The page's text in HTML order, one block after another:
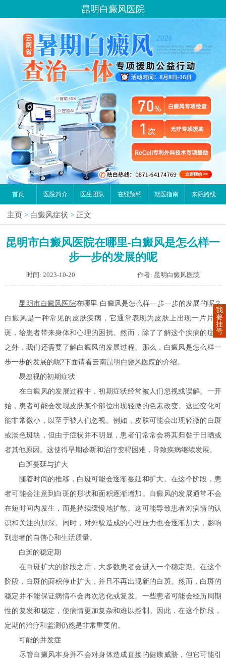
昆明白癜风医院
首页 医院简介 医生团队 在线预约 就医指南 来院路线
主页 > 白癜风症状 > 正文
昆明市白癜风医院在哪里-白癜风是怎么样一
步一步的发展的呢
时间: 2023-10-20 作者: 昆明白癜风医院
昆明市白癜风医院在哪里-白癜风是怎么样一步一步的发展的呢？
白癜风是一种常见的皮肤疾病，它通常表现为皮肤上出现一片片白
斑，给患者带来身体和心理的困扰。然而，除了了解这个疾病的症状
之外，我们还需要了解白癜风的发展过程。那么，白癜风是怎么样一
步一步的发展的呢?下面请看云南昆明白癜风医院的介绍。
易忽视的初期症状
在白癜风的发展过程中，初期症状经常被人们忽视或误解。一开
始，患者可能会发现皮肤某个部位出现轻微的色素改变。这些变化可
能非常微小，以至于被人们忽视。例如，皮肤可能会出现轻微的白斑
或淡色斑块，但由于症状并不明显，患者们常常会将其归咎于日晒或
者其他原因。这使得早期诊断和治疗变得困难，导致疾病继续发展。
白斑蔓延与扩大
随着时间的推移，白斑可能会逐渐蔓延和扩大。在这个阶段，患
者可能会注意到白斑的形状和面积逐渐增加。白癜风的发展通常不会
在短时间内发生，而是持续缓慢地扩散。这可能导致患者对病情的认
识和关注的加深。同时，对外貌造成的心理压力也会逐渐加大，影响
到患者的自信心和生活质量。
白斑的稳定期
在白斑扩大的阶段之后，大多数患者会进入一个稳定期。在这个
阶段，白斑的面积停止扩大，并且不再出现新的白斑。然而，白斑的
稳定并不能保证病情不会再次恶化或复发。一些患者可能会经历周期
性的复发和稳定，使病情更加复杂和难以控制。因此，在这个阶段，
定期的治疗和监测仍然是非常重要的。
可能的并发症
尽管白癜风本身并不会对身体造成直接的健康威胁，但它可能引
我
要
挂
号